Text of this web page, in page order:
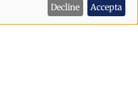
Decline Accepta